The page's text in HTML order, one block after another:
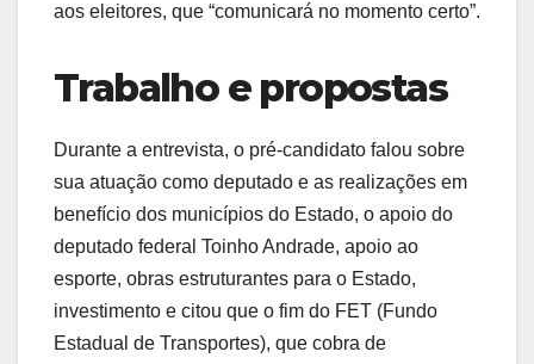
aos eleitores, que “comunicará no momento certo”.
Trabalho e propostas
Durante a entrevista, o pré-candidato falou sobre
sua atuação como deputado e as realizações em
benefício dos municípios do Estado, o apoio do
deputado federal Toinho Andrade, apoio ao
esporte, obras estruturantes para o Estado,
investimento e citou que o fim do FET (Fundo
Estadual de Transportes), que cobra de